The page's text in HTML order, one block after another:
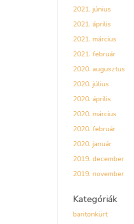
2021. június
2021. április
2021. március
2021. február
2020. augusztus
2020. július
2020. április
2020. március
2020. február
2020. január
2019. december
2019. november
Kategóriák
baritonkürt